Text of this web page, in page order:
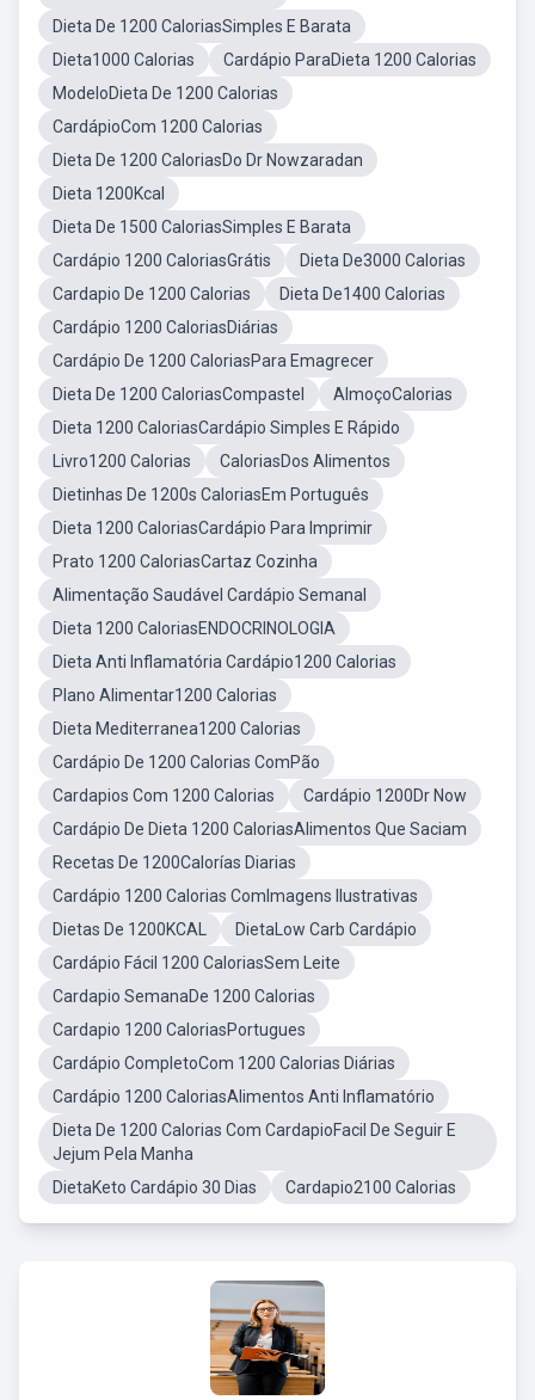
Dieta De 1200 CaloriasSimples E Barata
Dieta1000 Calorias
Cardápio ParaDieta 1200 Calorias
ModeloDieta De 1200 Calorias
CardápioCom 1200 Calorias
Dieta De 1200 CaloriasDo Dr Nowzaradan
Dieta 1200Kcal
Dieta De 1500 CaloriasSimples E Barata
Cardápio 1200 CaloriasGrátis
Dieta De3000 Calorias
Cardapio De 1200 Calorias
Dieta De1400 Calorias
Cardápio 1200 CaloriasDiárias
Cardápio De 1200 CaloriasPara Emagrecer
Dieta De 1200 CaloriasCompastel
AlmoçoCalorias
Dieta 1200 CaloriasCardápio Simples E Rápido
Livro1200 Calorias
CaloriasDos Alimentos
Dietinhas De 1200s CaloriasEm Português
Dieta 1200 CaloriasCardápio Para Imprimir
Prato 1200 CaloriasCartaz Cozinha
Alimentação Saudável Cardápio Semanal
Dieta 1200 CaloriasENDOCRINOLOGIA
Dieta Anti Inflamatória Cardápio1200 Calorias
Plano Alimentar1200 Calorias
Dieta Mediterranea1200 Calorias
Cardápio De 1200 Calorias ComPão
Cardapios Com 1200 Calorias
Cardápio 1200Dr Now
Cardápio De Dieta 1200 CaloriasAlimentos Que Saciam
Recetas De 1200Calorías Diarias
Cardápio 1200 Calorias ComImagens Ilustrativas
Dietas De 1200KCAL
DietaLow Carb Cardápio
Cardápio Fácil 1200 CaloriasSem Leite
Cardapio SemanaDe 1200 Calorias
Cardapio 1200 CaloriasPortugues
Cardápio CompletoCom 1200 Calorias Diárias
Cardápio 1200 CaloriasAlimentos Anti Inflamatório
Dieta De 1200 Calorias Com CardapioFacil De Seguir E
Jejum Pela Manha
DietaKeto Cardápio 30 Dias
Cardapio2100 Calorias